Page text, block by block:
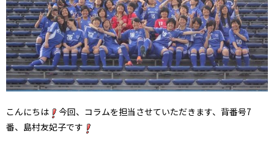
こんにちは
今回、コラムを担当させていただきます、背番号7
番、島村友妃子です